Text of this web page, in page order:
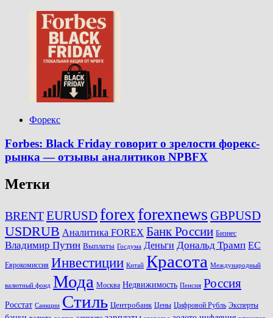
Форекс
Forbes: Black Friday говорит о зрелости форекс-
рынка — отзывы аналитиков NPBFX
Метки
BRENTEURUSD forex forexnews GBPUSD
USDRUB Аналитика FOREX Банк России Бизнес
Владимир Путин Выплаты Госдума Деньги Дональд Трамп ЕС
Еврокомиссия Инвестиции Китай Красота Международный
валютный фонд Мода Москва Недвижимость Пенсия Россия
Росстат Санкции Стиль Центробанк Цены Цифровой Рубль Эксперты